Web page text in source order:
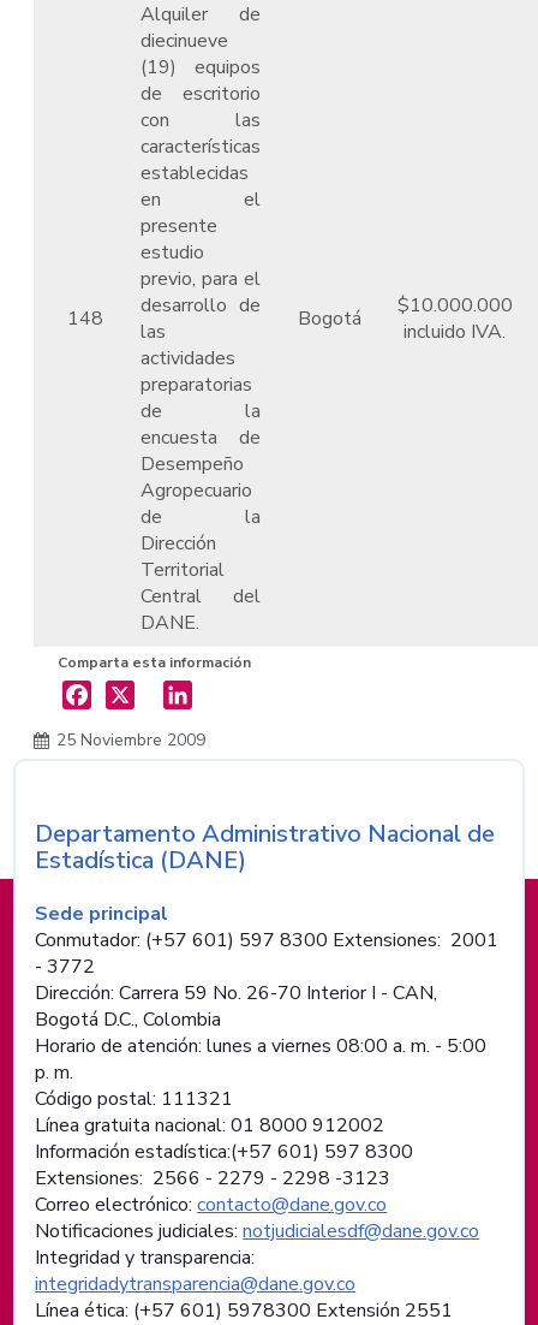
148
Alquiler de
diecinueve
(19) equipos
de escritorio
con las
características
establecidas
en el
presente
estudio
previo, para el
desarrollo de
las
actividades
preparatorias
de la
encuesta de
Desempeño
Agropecuario
de la
Dirección
Territorial
Central del
DANE.
Bogotá
$10.000.000
incluido IVA.
Comparta esta información
X LinkedIn
25 Noviembre 2009
Información de pie de página
Nombre de la entidad
Departamento Administrativo Nacional de
Estadística (DANE)
Sede principal
Conmutador: (+57 601) 597 8300 Extensiones: 2001
- 3772
Dirección: Carrera 59 No. 26-70 Interior I - CAN,
Bogotá D.C., Colombia
Horario de atención: lunes a viernes 08:00 a. m. - 5:00
p. m.
Código postal: 111321
Línea gratuita nacional: 01 8000 912002
Información estadística:(+57 601) 597 8300
Extensiones: 2566 - 2279 - 2298 -3123
Correo electrónico:contacto@dane.gov.co
Notificaciones judiciales:notjudicialesdf@dane.gov.co
Integridad y transparencia:
integridadytransparencia@dane.gov.co
Línea ética: (+57 601) 5978300 Extensión 2551